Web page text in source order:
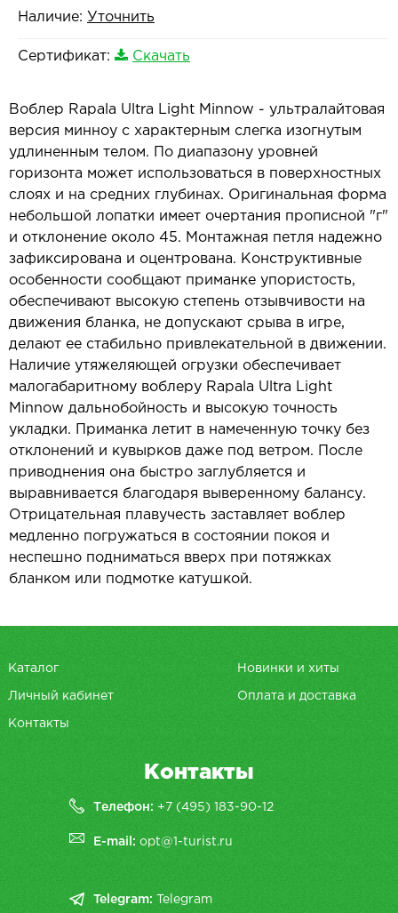
Наличие: Уточнить
Сертификат: Скачать
Воблер Rapala Ultra Light Minnow - ультралайтовая
версия минноу с характерным слегка изогнутым
удлиненным телом. По диапазону уровней
горизонта может использоваться в поверхностных
слоях и на средних глубинах. Оригинальная форма
небольшой лопатки имеет очертания прописной "г"
и отклонение около 45. Монтажная петля надежно
зафиксирована и оцентрована. Конструктивные
особенности сообщают приманке упористость,
обеспечивают высокую степень отзывчивости на
движения бланка, не допускают срыва в игре,
делают ее стабильно привлекательной в движении.
Наличие утяжеляющей огрузки обеспечивает
малогабаритному воблеру Rapala Ultra Light
Minnow дальнобойность и высокую точность
укладки. Приманка летит в намеченную точку без
отклонений и кувырков даже под ветром. После
приводнения она быстро заглубляется и
выравнивается благодаря выверенному балансу.
Отрицательная плавучесть заставляет воблер
медленно погружаться в состоянии покоя и
неспешно подниматься вверх при потяжках
бланком или подмотке катушкой.
Каталог Новинки и хиты
Личный кабинет Оплата и доставка
Контакты
Контакты
Телефон: +7 (495) 183-90-12
E-mail:opt@1-turist.ru
Telegram: Telegram